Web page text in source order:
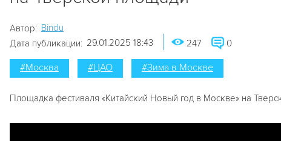
Автор: Bindu
Дата публикации: 29.01.2025 18:43 247 0
#Москва #ЦАО #Зима в Москве
Площадка фестиваля «Китайский Новый год в Москве» на